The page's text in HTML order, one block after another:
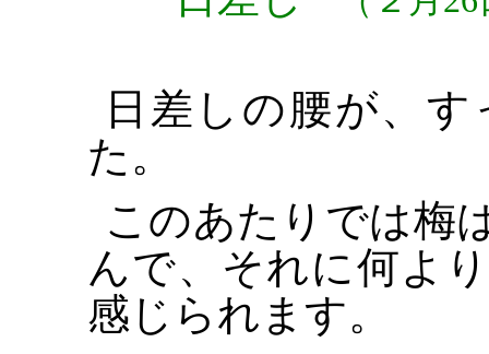
日差しの腰が、
た。
このあたりでは梅
んで、それに何よ
感じられます。